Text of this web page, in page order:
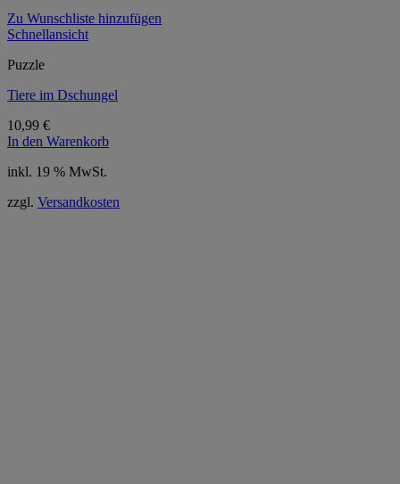
Zu Wunschliste hinzufügen
Schnellansicht
Puzzle
Tiere im Dschungel
10,99 €
In den Warenkorb
inkl. 19 % MwSt.
zzgl. Versandkosten